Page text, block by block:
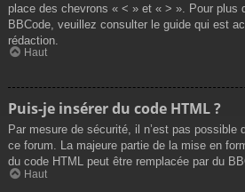
place des chevrons « < » et « > ». Pour plus
BBCode, veuillez consulter le guide qui est
rédaction.
Haut
Puis-je insérer du code HTML ?
Par mesure de sécurité, il n’est pas possible
ce forum. La majeure partie de la mise en
du code HTML peut être remplacée par du
Haut